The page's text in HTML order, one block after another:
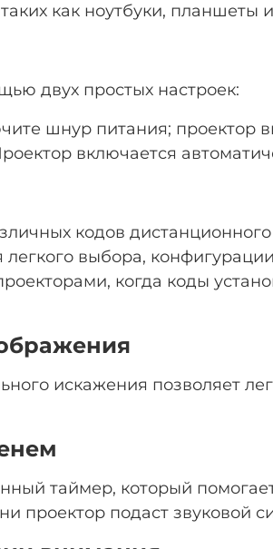
как ноутбуки, планшеты
двух простых настроек:
шнур питания; проектор
включается
кодов
выбора,
когда коды
искажения позволяет
таймер, который
проектор подаст звуковой